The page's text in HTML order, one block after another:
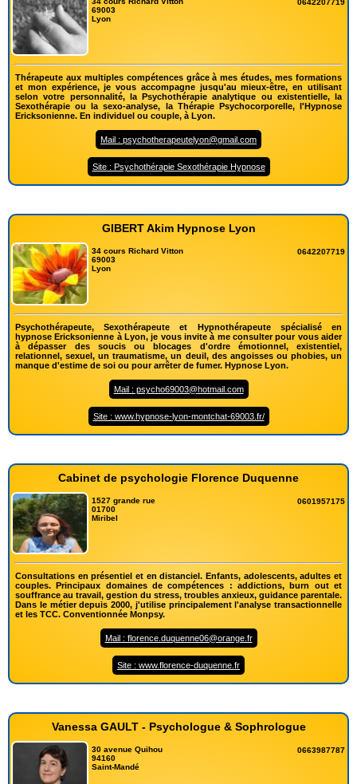
69003
Lyon
0642207719
Thérapeute aux multiples compétences grâce à mes études, mes formations
et mon expérience, je vous accompagne jusqu'au mieux-être, en utilisant
selon votre personnalité, la Psychothérapie analytique ou existentielle, la
Sexothérapie ou la sexo-analyse, la Thérapie Psychocorporelle, l'Hypnose
Ericksonienne. En individuel ou couple, à Lyon.
Mail : psychotherapeutelyon@gmail.com
Site : Psychothérapie Sexothérapie Hypnose
GIBERT Akim Hypnose Lyon
34 cours Richard Vitton
69003
Lyon
0642207719
Psychothérapeute, Sexothérapeute et Hypnothérapeute spécialisé en
hypnose Ericksonienne à Lyon, je vous invite à me consulter pour vous aider
à dépasser des soucis ou blocages d'ordre émotionnel, existentiel,
relationnel, sexuel, un traumatisme, un deuil, des angoisses ou phobies, un
manque d'estime de soi ou pour arrêter de fumer. Hypnose Lyon.
Mail : psycho69003@hotmail.com
Site : www.hypnose-lyon-montchat-69003.fr/
Cabinet de psychologie Florence Duquenne
1527 grande rue
01700
Miribel
0601957175
Consultations en présentiel et en distanciel. Enfants, adolescents, adultes et
couples. Principaux domaines de compétences : addictions, burn out et
souffrance au travail, gestion du stress, troubles anxieux, guidance parentale.
Dans le métier depuis 2000, j'utilise principalement l'analyse transactionnelle
et les TCC. Conventionnée Monpsy.
Mail : florence.duquenne06@orange.fr
Site : www.florence-duquenne.fr
Vanessa GAULT - Psychologue & Sophrologue
30 avenue Quihou
94160
Saint-Mandé
0663987787